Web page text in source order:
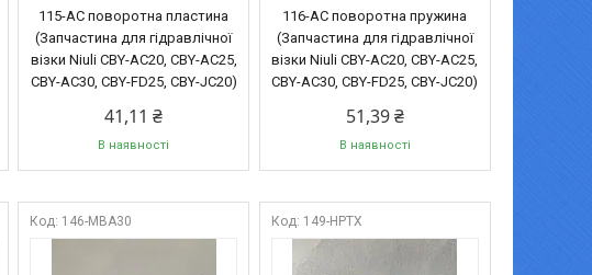
115-AC поворотна пластина
(Запчастина для гідравлічної
візки Niuli CBY-AC20, CBY-AC25,
CBY-AC30, CBY-FD25, CBY-JC20)
41,11 ₴
В наявності
116-AC поворотна пружина
(Запчастина для гідравлічної
візки Niuli CBY-AC20, CBY-AC25,
CBY-AC30, CBY-FD25, CBY-JC20)
51,39 ₴
В наявності
146-MBA30 149-HPTX